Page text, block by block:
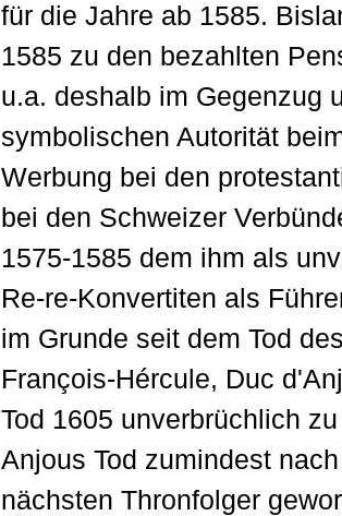
für die Jahre ab 1585.
1585 zu den bezahlten
u.a. deshalb im Gegenzug
symbolischen Autorität
Werbung bei den
bei den Schweizer
1575-1585 dem ihm als
Re-re-Konvertiten als
im Grunde seit dem Tod
François-Hércule, Duc
Tod 1605 unverbrüchlich
Anjous Tod zumindest
nächsten Thronfolger